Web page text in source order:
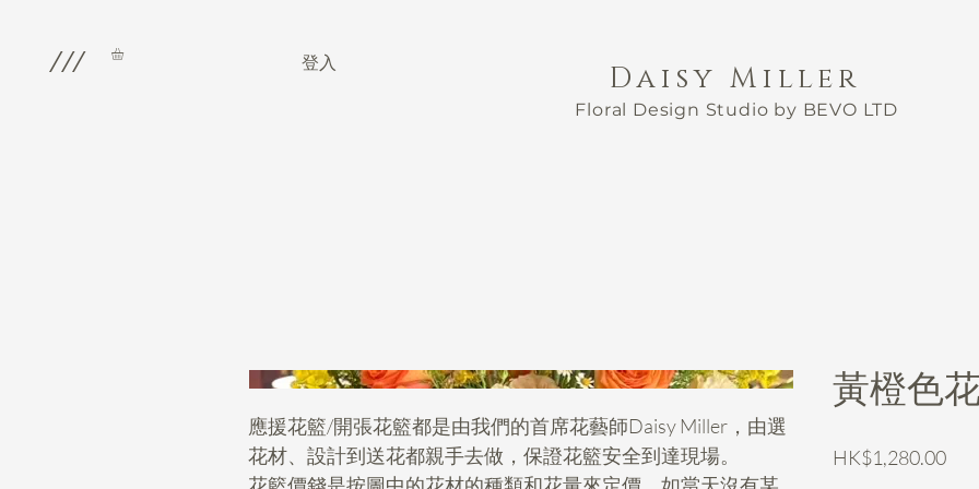
/// 登入 Daisy Miller
Floral Design Studio by BEVO LTD
應援花籃/開張花籃都是由我們的首席花藝師Daisy Miller，由選
花材、設計到送花都親手去做，保證花籃安全到達現場。
黃橙色
HK$1,280.00價